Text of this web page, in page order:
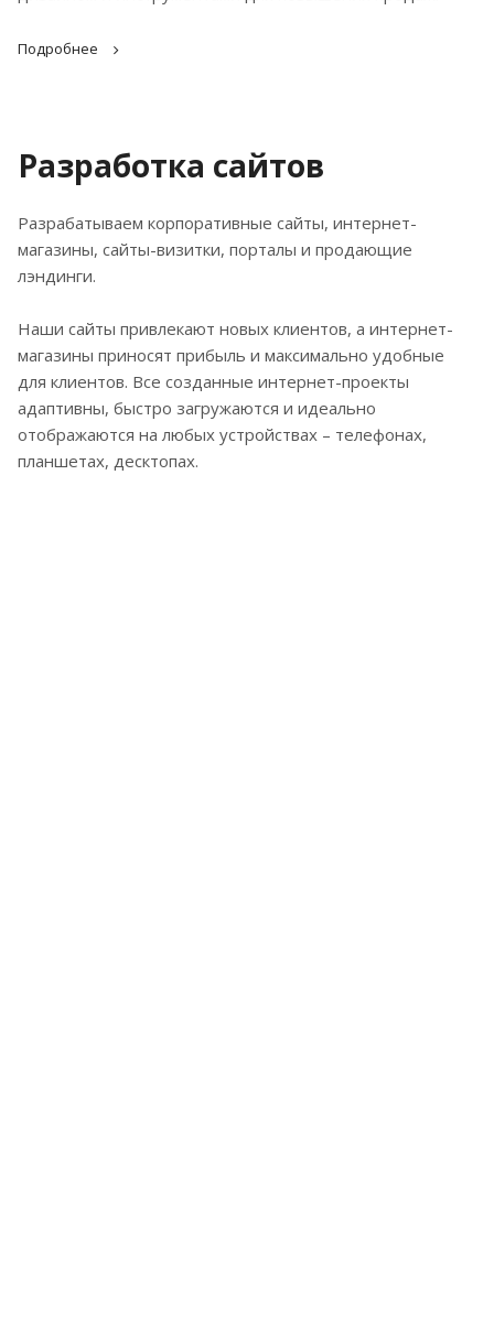
Подробнее
Разработка сайтов
Разрабатываем корпоративные сайты, интернет-
магазины, сайты-визитки, порталы и продающие
лэндинги.
Наши сайты привлекают новых клиентов, а интернет-
магазины приносят прибыль и максимально удобные
для клиентов. Все созданные интернет-проекты
адаптивны, быстро загружаются и идеально
отображаются на любых устройствах – телефонах,
планшетах, десктопах.